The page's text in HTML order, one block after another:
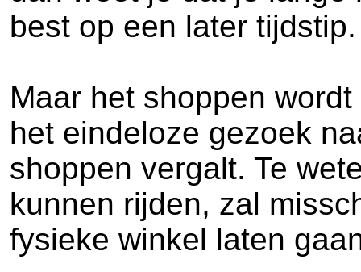
best op een later tijdstip.
Maar het shoppen
het eindeloze gezoek
shoppen vergalt. Te
kunnen rijden, zal
fysieke winkel laten